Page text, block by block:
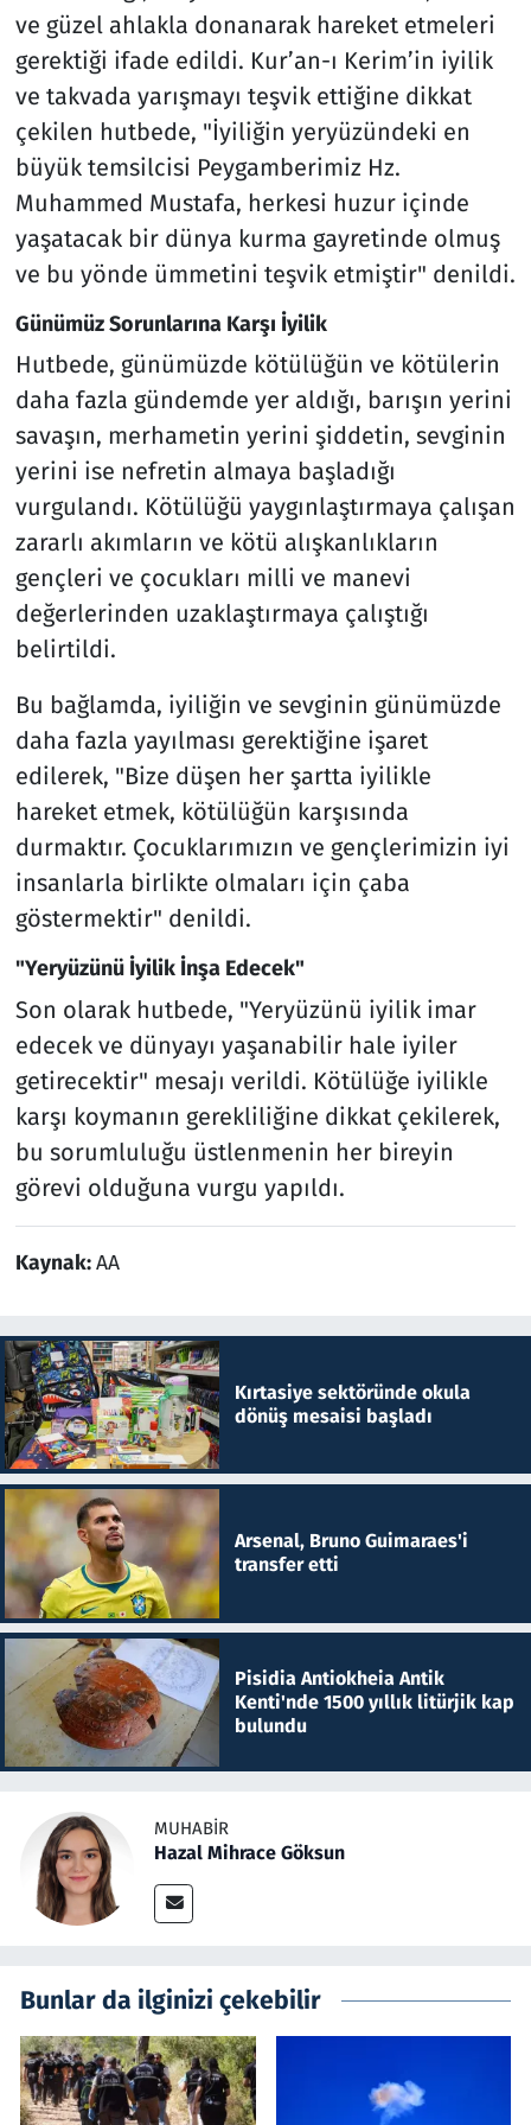
ve güzel ahlakla donanarak hareket etmeleri
gerektiği ifade edildi. Kur’an-ı Kerim’in iyilik
ve takvada yarışmayı teşvik ettiğine dikkat
çekilen hutbede, "İyiliğin yeryüzündeki en
büyük temsilcisi Peygamberimiz Hz.
Muhammed Mustafa, herkesi huzur içinde
yaşatacak bir dünya kurma gayretinde olmuş
ve bu yönde ümmetini teşvik etmiştir" denildi.
Günümüz Sorunlarına Karşı İyilik
Hutbede, günümüzde kötülüğün ve kötülerin
daha fazla gündemde yer aldığı, barışın yerini
savaşın, merhametin yerini şiddetin, sevginin
yerini ise nefretin almaya başladığı
vurgulandı. Kötülüğü yaygınlaştırmaya çalışan
zararlı akımların ve kötü alışkanlıkların
gençleri ve çocukları milli ve manevi
değerlerinden uzaklaştırmaya çalıştığı
belirtildi.
Bu bağlamda, iyiliğin ve sevginin günümüzde
daha fazla yayılması gerektiğine işaret
edilerek, "Bize düşen her şartta iyilikle
hareket etmek, kötülüğün karşısında
durmaktır. Çocuklarımızın ve gençlerimizin iyi
insanlarla birlikte olmaları için çaba
göstermektir" denildi.
"Yeryüzünü İyilik İnşa Edecek"
Son olarak hutbede, "Yeryüzünü iyilik imar
edecek ve dünyayı yaşanabilir hale iyiler
getirecektir" mesajı verildi. Kötülüğe iyilikle
karşı koymanın gerekliliğine dikkat çekilerek,
bu sorumluluğu üstlenmenin her bireyin
görevi olduğuna vurgu yapıldı.
Kaynak:AA
Kırtasiye sektöründe okula
dönüş mesaisi başladı
Arsenal, Bruno Guimaraes'i
transfer etti
Pisidia Antiokheia Antik
Kenti'nde 1500 yıllık litürjik kap
bulundu
MUHABIR
Hazal Mihrace Göksun
Bunlar da ilginizi çekebilir